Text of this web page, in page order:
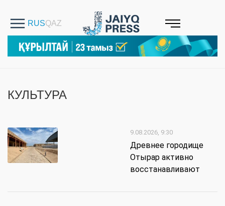
КУЛЬТУРА
9.08.2026, 9:30
Древнее городище
Отырар активно
восстанавливают